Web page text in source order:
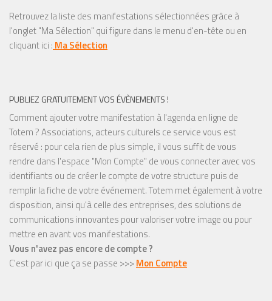
Retrouvez la liste des manifestations sélectionnées grâce à
l'onglet "Ma Sélection" qui figure dans le menu d'en-tête ou en
cliquant ici : Ma Sélection
PUBLIEZ GRATUITEMENT VOS ÉVÈNEMENTS !
Comment ajouter votre manifestation à l'agenda en ligne de
Totem ? Associations, acteurs culturels ce service vous est
réservé : pour cela rien de plus simple, il vous suffit de vous
rendre dans l'espace "Mon Compte" de vous connecter avec vos
identifiants ou de créer le compte de votre structure puis de
remplir la fiche de votre événement. Totem met également à votre
disposition, ainsi qu'à celle des entreprises, des solutions de
communications innovantes pour valoriser votre image ou pour
mettre en avant vos manifestations.
Vous n'avez pas encore de compte ?
C'est par ici que ça se passe >>>Mon Compte